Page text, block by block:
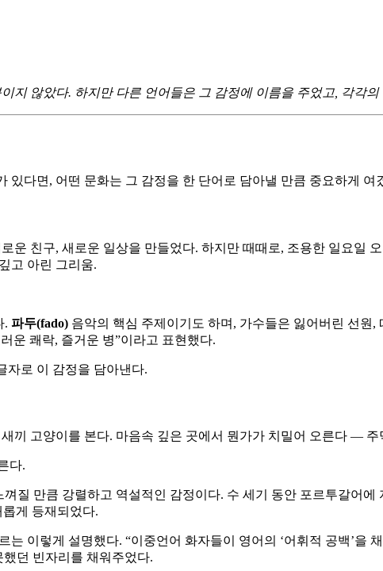
지 않았다. 하지만 다른 언어들은 그 감정에 이름을 주었고, 각각
있다면, 어떤 문화는 그 감정을 한 단어로 담아낼 만큼 중요하게 여
운 친구, 새로운 일상을 만들었다. 하지만 때때로, 조용한 일요일
고 아린 그리움.
. 파두(fado) 음악의 핵심 주제이기도 하며, 가수들은 잃어버린 선원
운 쾌락, 즐거운 병”이라고 표현했다.
자로 이 감정을 담아낸다.
끼 고양이를 본다. 마음속 깊은 곳에서 뭔가가 치밀어 오른다 —
다.
질 만큼 강렬하고 역설적인 감정이다. 수 세기 동안 포르투갈어에
게 등재되었다.
이렇게 설명했다. “이중언어 화자들이 영어의 ‘어휘적 공백’을
던 빈자리를 채워주었다.